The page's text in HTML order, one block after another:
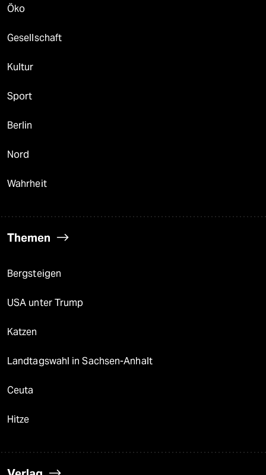
Öko
Gesellschaft
Kultur
Sport
Berlin
Nord
Wahrheit
Themen
Bergsteigen
USA unter Trump
Katzen
Landtagswahl in Sachsen-Anhalt
Ceuta
Hitze